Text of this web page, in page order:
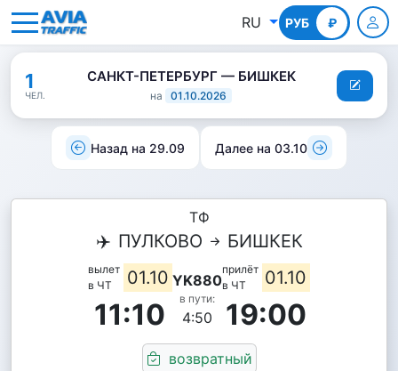
RU РУБ ₽
КГС
1
ЧЕЛ.
САНКТ-ПЕТЕРБУРГ — БИШКЕК
на 01.10.2026
Назад на 29.09 Далее на 03.10
ТФ
✈️ ПУЛКОВО БИШКЕК
вылет
в ЧТ
01.10
11:10
YK880
в пути:
4:50
прилёт
в ЧТ
01.10
19:00
возвратный